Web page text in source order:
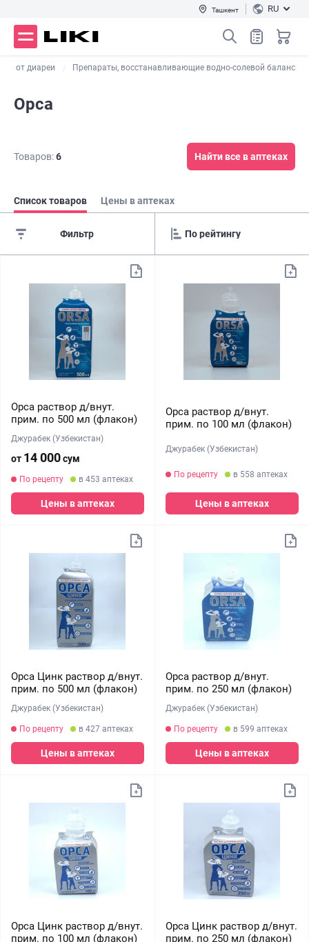
Ташкент RU
от диареи Препараты, восстанавливающие водно-солевой баланс
Орса
Товаров:6 Найти все в аптеках
Список товаров Цены в аптеках
Фильтр
Орса раствор д/внут.
прим. по 500 мл (флакон)
Джурабек (Узбекистан)
от 14 000сум
По рецепту в 453 аптеках
Цены в аптеках
Орса раствор д/внут.
прим. по 100 мл (флакон)
Джурабек (Узбекистан)
По рецепту в 558 аптеках
Цены в аптеках
Орса Цинк раствор д/внут.
прим. по 500 мл (флакон)
Джурабек (Узбекистан)
По рецепту в 427 аптеках
Цены в аптеках
Орса раствор д/внут.
прим. по 250 мл (флакон)
Джурабек (Узбекистан)
По рецепту в 599 аптеках
Цены в аптеках
Орса Цинк раствор д/внут.
прим. по 100 мл (флакон)
Орса Цинк раствор д/внут.
прим. по 250 мл (флакон)